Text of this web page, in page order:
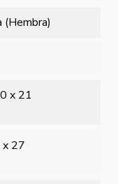
(Hembra)
x 21
x 27